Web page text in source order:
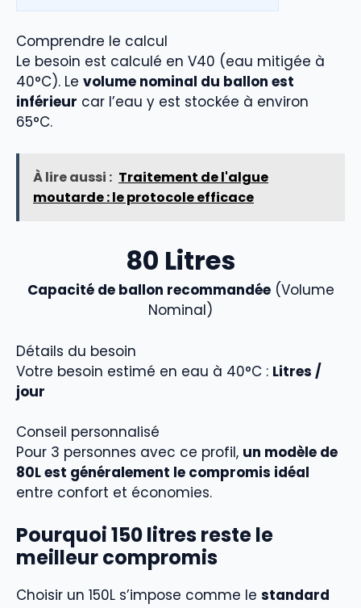
Comprendre le calcul
Le besoin est calculé en V40 (eau mitigée à
40°C). Le volume nominal du ballon est
inférieur car l’eau y est stockée à environ
65°C.
À lire aussi : Traitement de l'algue
moutarde : le protocole efficace
80 Litres
Capacité de ballon recommandée(Volume
Nominal)
Détails du besoin
Votre besoin estimé en eau à 40°C : Litres /
jour
Conseil personnalisé
Pour 3 personnes avec ce profil, un modèle de
80L est généralement le compromis idéal
entre confort et économies.
Pourquoi 150 litres reste le
meilleur compromis
Choisir un 150L s’impose comme le standard